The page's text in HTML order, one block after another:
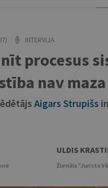
INTERVIJA
procesus
nav maza
Aigars Strupišs
ULDIS
Žurnāla "Jurista